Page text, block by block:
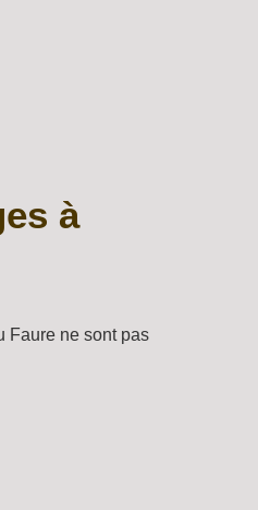
à
Faure ne sont pas